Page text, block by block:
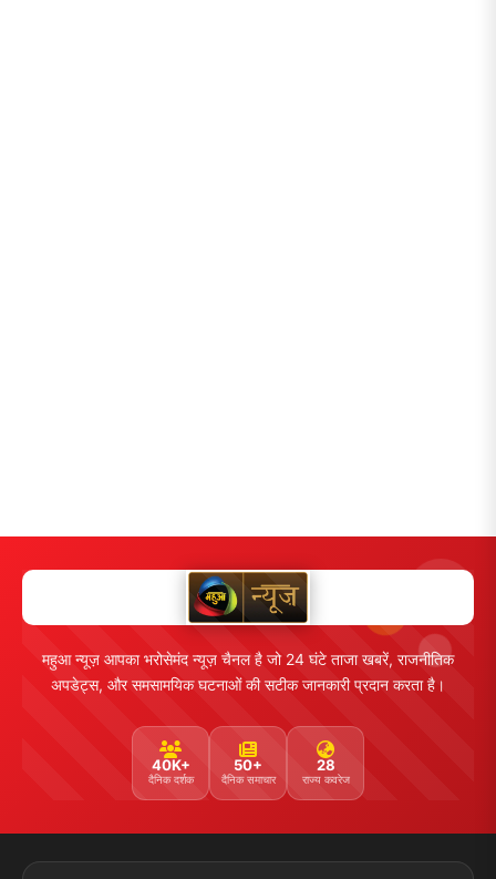
महुआ न्यूज़ आपका भरोसेमंद न्यूज़ चैनल है जो 24 घंटे ताजा खबरें, राजनीतिक
अपडेट्स, और समसामयिक घटनाओं की सटीक जानकारी प्रदान करता है।
40K+
दैनिक दर्शक
50+
दैनिक समाचार
28
राज्य कवरेज